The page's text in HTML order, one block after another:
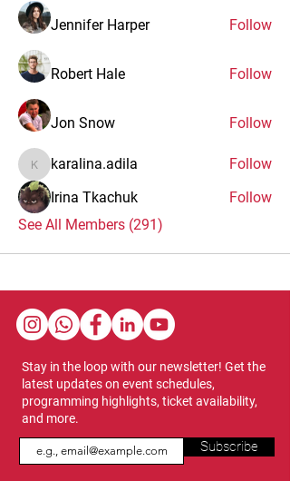
Jennifer Harper
Follow
Robert Hale Follow
Jon Snow Follow
karalina.adila
karalina.adila
Follow
Irina Tkachuk
Follow
See All Members (291)
Stay in the loop with our newsletter! Get the
latest updates on event schedules,
programming highlights, ticket availability,
and more.
Subscribe